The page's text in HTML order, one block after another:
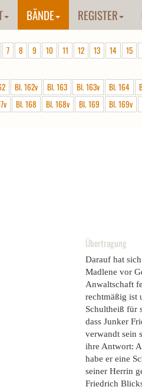
BÄNDE REGISTER
7 8 9 10 11 12 13 14 15
Bl. 162v Bl. 163 Bl. 163v Bl. 164
Bl. 168 Bl. 168v Bl. 169 Bl. 169v
Übertragung
Darauf hat
Madlene vor
Anwaltschaft
rechtmäßig ist
Schultheiß für
dass Junker
verwandt sein
ihre Antwort:
habe er eine
seiner Herrin
Friedrich